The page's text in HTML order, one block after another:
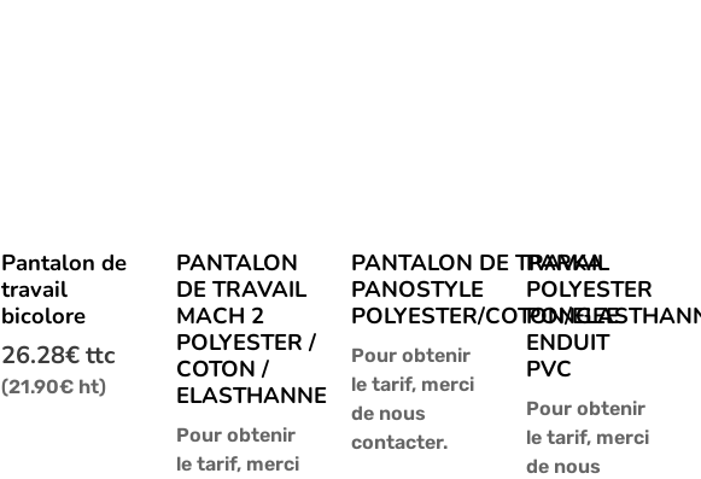
produit
a
plusieurs
variations.
Les
Pantalon de
travail
bicolore
26.28€ttc
(21.90€ ht)
PANTALON
DE TRAVAIL
MACH 2
POLYESTER /
COTON /
ELASTHANNE
Pour obtenir
le tarif, merci
PANTALON DE TRAVAIL
PANOSTYLE
POLYESTER/COTON/
Pour obtenir
le tarif, merci
de nous
contacter.
PARKA
POLYESTER
PONGEE
ENDUIT
PVC
Pour obtenir
le tarif, merci
de nous